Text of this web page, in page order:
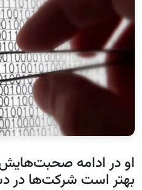
او در ادامه صحبت‌هایش
بهتر است شرکت‌ها در